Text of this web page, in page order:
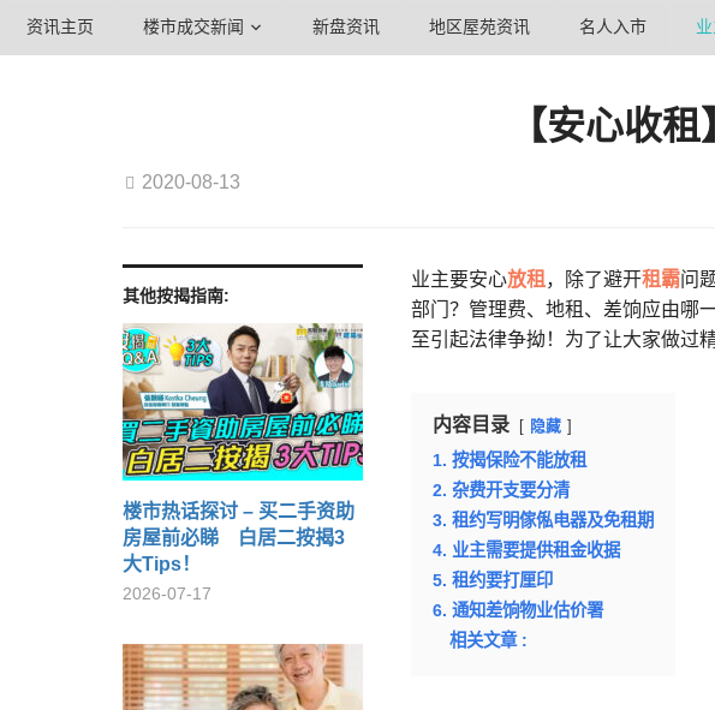
资讯主页 楼市成交新闻 新盘资讯 地区屋苑资讯 名人入市
【安心收
2020-08-13
其他按揭指南:
楼市热话探讨 – 买二手资助
房屋前必睇 白居二按揭3
大Tips！
2026-07-17
业主要安心放租 ，除了避开租霸问
部门？管理费、地租、差饷应由哪
至引起法律争拗！为了让大家做过
内容目录 隐藏
1. 按揭保险不能放租
2. 杂费开支要分清
3. 租约写明傢俬电器及免租期
4. 业主需要提供租金收据
5. 租约要打厘印
6. 通知差饷物业估价署
相关文章 :